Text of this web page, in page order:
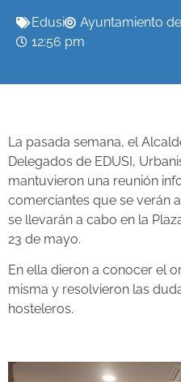
Edusi Ayuntamiento
12:56 pm
La pasada semana, el
Delegados de EDUSI,
mantuvieron una reunión
comerciantes que se verán
se llevarán a cabo en la
23 de mayo.
En ella dieron a conocer el
misma y resolvieron las
hosteleros.